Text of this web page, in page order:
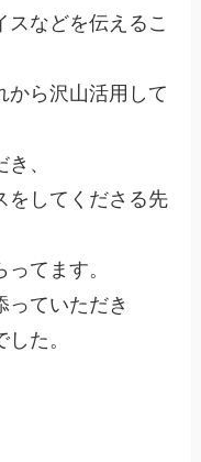
などを伝えるこ
から沢山活用して
、
をしてくださる先
てます。
っていただき
た。